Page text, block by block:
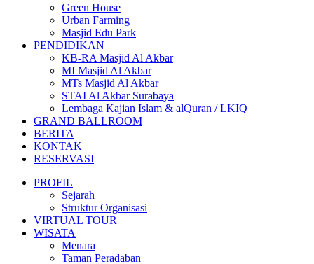
Green House
Urban Farming
Masjid Edu Park
PENDIDIKAN
KB-RA Masjid Al Akbar
MI Masjid Al Akbar
MTs Masjid Al Akbar
STAI Al Akbar Surabaya
Lembaga Kajian Islam & alQuran / LKIQ
GRAND BALLROOM
BERITA
KONTAK
RESERVASI
PROFIL
Sejarah
Struktur Organisasi
VIRTUAL TOUR
WISATA
Menara
Taman Peradaban